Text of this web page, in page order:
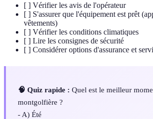
[ ] Vérifier les avis de l'opérateur
[ ] S'assurer que l'équipement est prêt
vêtements)
[ ] Vérifier les conditions climatiques
[ ] Lire les consignes de sécurité
[ ] Considérer options d'assurance et
🧠 Quiz rapide : Quel est le meilleur
montgolfière ?
- A) Été